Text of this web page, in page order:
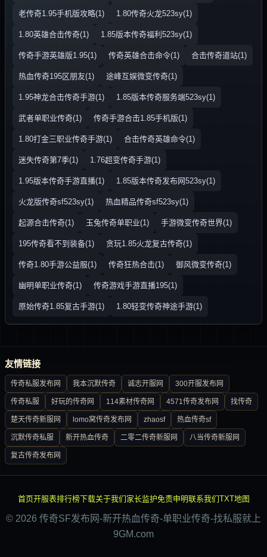
老传奇1.95手机版攻略(1) 1.80传奇火龙523sy(1)
1.80英雄合击传奇(1) 1.85版本传奇福利523sy(1)
传奇手游英雄版1.95(1) 传奇英雄合击命令(1) 合击传奇道站(1)
热血传奇195区朋友(1) 途峰互娱微变传奇(1)
1.95神龙合击传奇手游(1) 1.85版本传奇服务端523sy(1)
武者单职业传奇(1) 传奇手游合击1.85手机版(1)
1.80打金三职业传奇手游(1) 合击传奇英雄命令(1)
迷失传奇第7季(1) 1.76超变传奇手游(1)
1.95版本传奇手游直播(1) 1.85版本传奇发布网523sy(1)
火龙版传奇sf523sy(1) 热血精品传奇sf523sy(1)
起源合击传奇(1) 玉兔传奇单职业(1) 手游微变传奇世界(1)
195传奇看不到装备(1) 贪玩1.85火龙复古传奇(1)
传奇1.80手游公益服(1) 传奇狂热合击(1) 御风微变传奇(1)
幽明单职业传奇(1) 传奇游戏手游直播195(1)
原始传奇1.85复古手游(1) 1.80轻变传奇神途手游(1)
友情链接
传奇私服发布网 我本沉默传奇 诚志开服网 300开服发布网
传奇私服 好玩的传奇网 114素材传奇网 4571传奇发布网 找传奇
楚天传奇新服网 lomo窝传奇发布网 zhaosf 热血传奇sf
沉默传奇私服 新开热血传奇 二零二传奇新服网 八当传奇新服网
复古传奇发布网
首页开服表排行榜下载关于我们 家长监护免责申明联系我们TXT地图
© 2026 传奇SF发布网-新开热血传奇-单职业传奇-找私服就上
9GM.com